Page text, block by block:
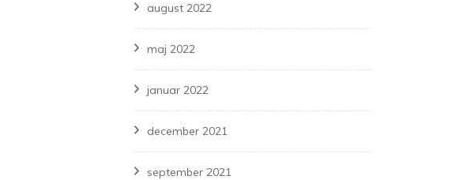
august 2022
maj 2022
januar 2022
december 2021
september 2021